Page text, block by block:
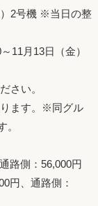
2号機 ※当日の整
11月13日（金）
さい。
ます。※同グル
。
路側：56,000円
円、通路側：